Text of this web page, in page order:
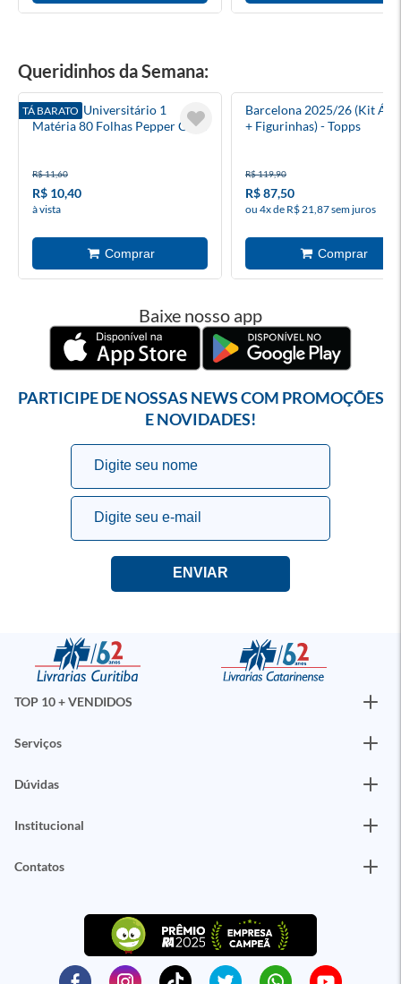
Queridinhos da Semana:
TÁ BARATO
Caderno Universitário 1
Matéria 80 Folhas Pepper Capa
R$ 11,60
R$ 10,40
à vista
Barcelona 2025/26 (Kit
+ Figurinhas) - Topps
R$ 119,90
R$ 87,50
ou 4x de R$ 21,87 sem juros
Baixe nosso app
PARTICIPE DE NOSSAS NEWS COM PROMOÇÕES
E NOVIDADES!
TOP 10 + VENDIDOS
Serviços
Dúvidas
Institucional
Contatos